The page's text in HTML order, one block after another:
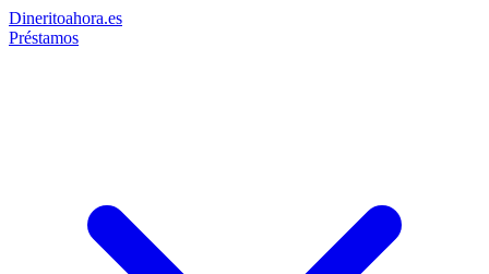
Dineritoahora.es
Préstamos